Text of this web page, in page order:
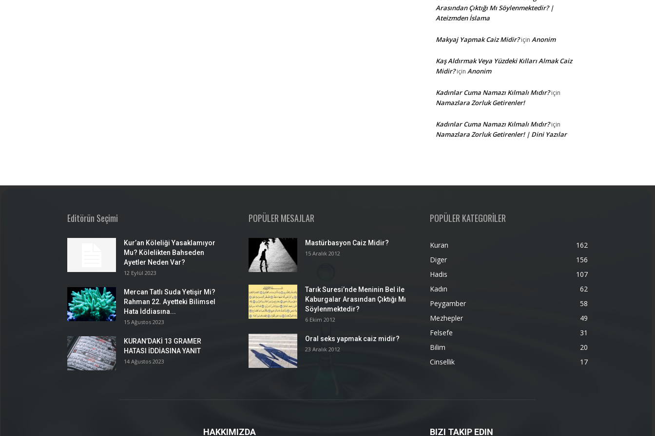
Arasından Çıktığı Mı Söylenmektedir? |
Ateizmden İslama
Makyaj Yapmak Caiz Midir?için Anonim
Kaş Aldırmak Veya Yüzdeki Kılları Almak Caiz
Midir?için Anonim
Kadınlar Cuma Namazı Kılmalı Mıdır?için
Namazlara Zorluk Getirenler!
Kadınlar Cuma Namazı Kılmalı Mıdır?için
Namazlara Zorluk Getirenler! | Dini Yazılar
Editörün Seçimi
Kur’an Köleliği Yasaklamıyor
Mu? Kölelikten Bahseden
Ayetler Neden Var?
12 Eylül 2023
Mercan Tatlı Suda Yetişir Mi?
Rahman 22. Ayetteki Bilimsel
Hata İddiasına...
15 Ağustos 2023
KURAN’DAKİ 13 GRAMER
HATASI İDDİASINA YANIT
14 Ağustos 2023
POPÜLER MESAJLAR
Mastürbasyon Caiz Midir?
15 Aralık 2012
Tarık Suresi’nde Meninin Bel ile
Kaburgalar Arasından Çıktığı Mı
Söylenmektedir?
6 Ekim 2012
Oral seks yapmak caiz midir?
23 Aralık 2012
POPÜLER KATEGORİLER
Kuran
162
Diger
156
Hadis
107
Kadın
62
Peygamber
58
Mezhepler
49
Felsefe
31
Bilim
20
Cinsellik
17
HAKKIMIZDA BIZI TAKIP EDIN